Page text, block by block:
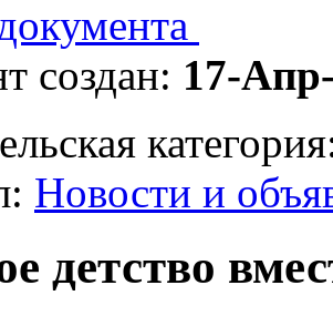
создан: 17-
Новости и
детство